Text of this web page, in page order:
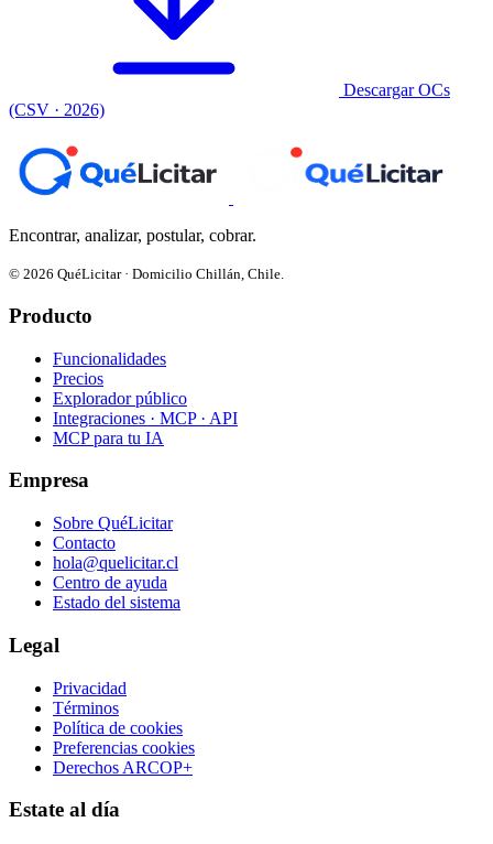
Descargar OCs
(CSV · 2026)
Encontrar, analizar, postular, cobrar.
© 2026 QuéLicitar · Domicilio Chillán, Chile.
Producto
Funcionalidades
Precios
Explorador público
Integraciones · MCP · API
MCP para tu IA
Empresa
Sobre QuéLicitar
Contacto
hola@quelicitar.cl
Centro de ayuda
Estado del sistema
Legal
Privacidad
Términos
Política de cookies
Preferencias cookies
Derechos ARCOP+
Estate al día